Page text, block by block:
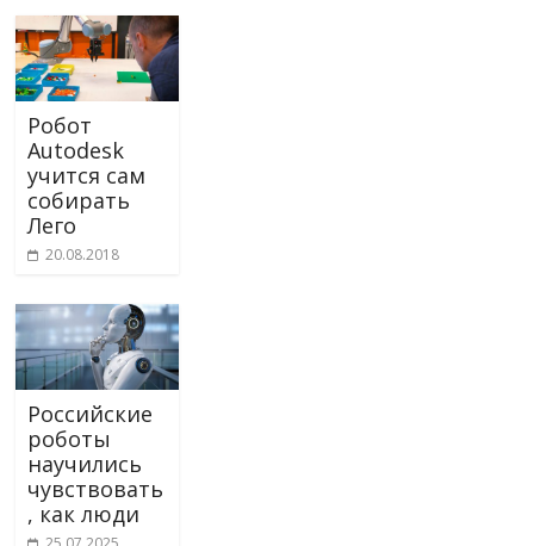
Робот
Autodesk
учится сам
собирать
Лего
20.08.2018
Российские
роботы
научились
чувствовать
, как люди